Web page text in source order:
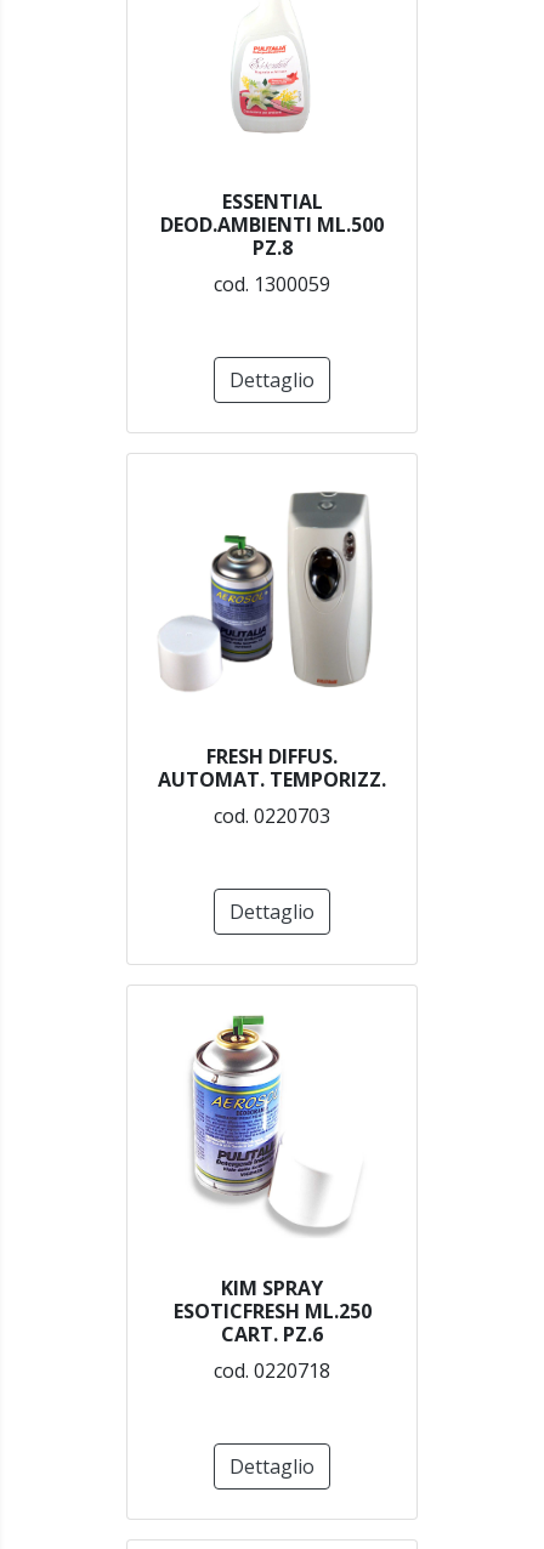
ESSENTIAL
DEOD.AMBIENTI ML.500
PZ.8
cod. 1300059
Dettaglio
FRESH DIFFUS.
AUTOMAT. TEMPORIZZ.
cod. 0220703
Dettaglio
KIM SPRAY
ESOTICFRESH ML.250
CART. PZ.6
cod. 0220718
Dettaglio